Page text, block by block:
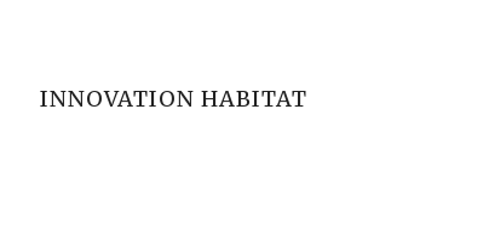
INNOVATION HABITAT